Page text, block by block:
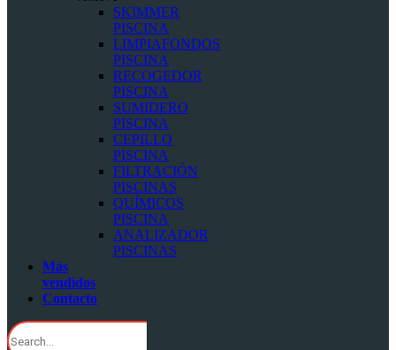
SKIMMER
PISCINA
LIMPIAFONDOS
PISCINA
RECOGEDOR
PISCINA
SUMIDERO
PISCINA
CEPILLO
PISCINA
FILTRACIÓN
PISCINAS
QUÍMICOS
PISCINA
ANALIZADOR
PISCINAS
Más
vendidos
Contacto